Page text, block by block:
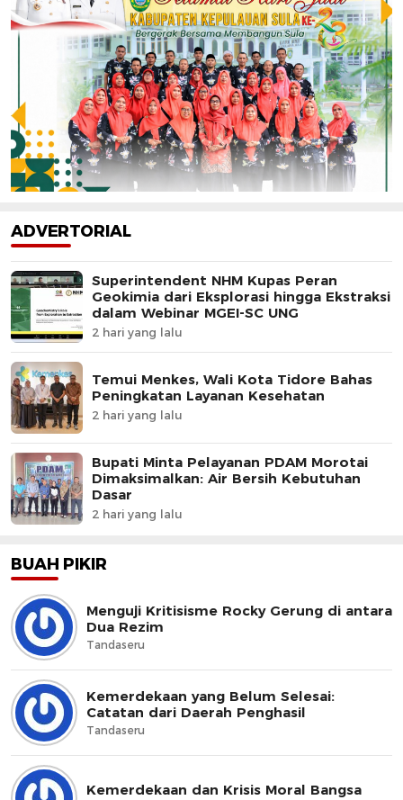
ADVERTORIAL
Superintendent NHM Kupas Peran
Geokimia dari Eksplorasi hingga Ekstraksi
dalam Webinar MGEI-SC UNG
2 hari yang lalu
Temui Menkes, Wali Kota Tidore Bahas
Peningkatan Layanan Kesehatan
2 hari yang lalu
Bupati Minta Pelayanan PDAM Morotai
Dimaksimalkan: Air Bersih Kebutuhan
Dasar
2 hari yang lalu
BUAH PIKIR
Menguji Kritisisme Rocky Gerung di antara
Dua Rezim
Tandaseru
Kemerdekaan yang Belum Selesai:
Catatan dari Daerah Penghasil
Tandaseru
Kemerdekaan dan Krisis Moral Bangsa